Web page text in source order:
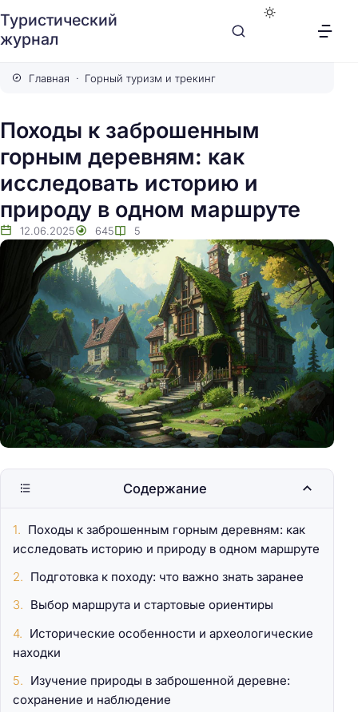
Туристический
журнал
Главная Горный туризм и трекинг
Походы к заброшенным
горным деревням: как
исследовать историю и
природу в одном маршруте
12.06.2025 645 5
Содержание
Походы к заброшенным горным деревням: как
исследовать историю и природу в одном маршруте
Подготовка к походу: что важно знать заранее
Выбор маршрута и стартовые ориентиры
Исторические особенности и археологические
находки
Изучение природы в заброшенной деревне:
сохранение и наблюдение